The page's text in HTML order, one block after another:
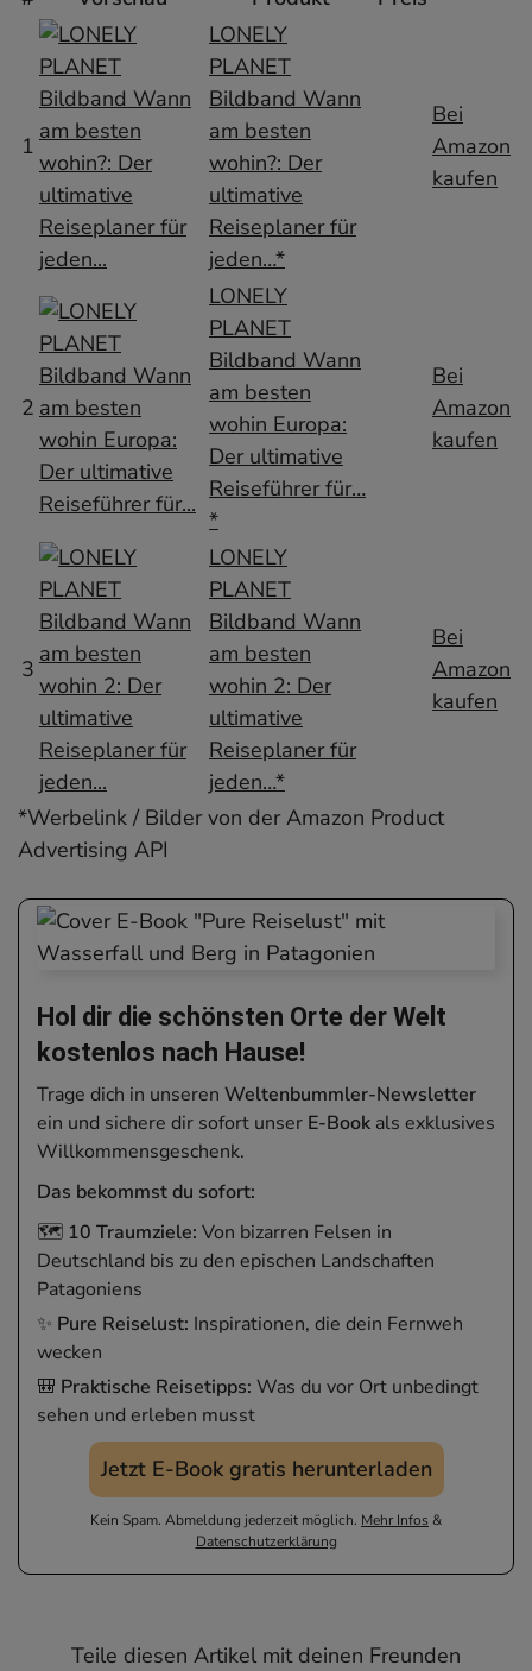
1
LONELY
PLANET
Bildband Wann
am besten
wohin?: Der
ultimative
Reiseplaner für
jeden…*
Bei
Amazon
kaufen
2
LONELY
PLANET
Bildband Wann
am besten
wohin Europa:
Der ultimative
Reiseführer für…
*
Bei
Amazon
kaufen
3
LONELY
PLANET
Bildband Wann
am besten
wohin 2: Der
ultimative
Reiseplaner für
jeden…*
Bei
Amazon
kaufen
*Werbelink / Bilder von der Amazon Product
Advertising API
Hol dir die schönsten Orte der Welt
kostenlos nach Hause!
Trage dich in unseren Weltenbummler-Newsletter
ein und sichere dir sofort unser E-Book als exklusives
Willkommensgeschenk.
Das bekommst du sofort:
🗺️ 10 Traumziele: Von bizarren Felsen in
Deutschland bis zu den epischen Landschaften
Patagoniens
✨ Pure Reiselust: Inspirationen, die dein Fernweh
wecken
🎒 Praktische Reisetipps: Was du vor Ort unbedingt
sehen und erleben musst
Jetzt E-Book gratis herunterladen
Kein Spam. Abmeldung jederzeit möglich. Mehr Infos &
Datenschutzerklärung
Teile diesen Artikel mit deinen Freunden